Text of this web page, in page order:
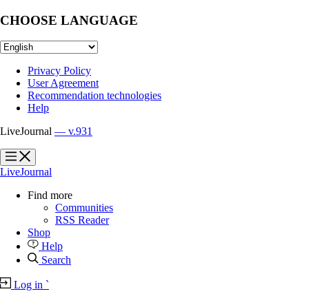
CHOOSE LANGUAGE
Privacy Policy
User Agreement
Recommendation technologies
Help
LiveJournal — v.931
?
?
LiveJournal
Find more
Communities
RSS Reader
Shop
Help
Search
Log in `